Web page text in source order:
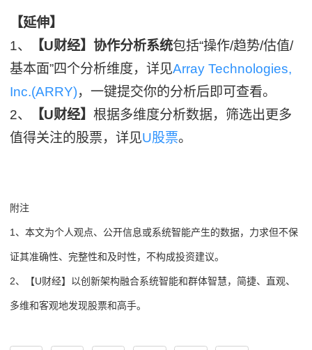
【延伸】
1、
【U财经】协作分析系统包括“操作/趋势/估值/
基本面”四个分析维度，详见Array Technologies,
Inc.(ARRY)，一键提交你的分析后即可查看。
2、
【U财经】根据多维度分析数据，筛选出更多
值得关注的股票，详见U股票。
附注
1、本文为个人观点、公开信息或系统智能产生的数据，力求但不保
证其准确性、完整性和及时性，不构成投资建议。
2、【U财经】以创新架构融合系统智能和群体智慧，简捷、直观、
多维和客观地发现股票和高手。